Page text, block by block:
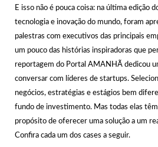
E isso não é pouca coisa: na última edição
tecnologia e inovação do mundo, foram
palestras com executivos das principais
um pouco das histórias inspiradoras que
reportagem do Portal AMANHÃ dedicou
conversar com líderes de startups.
negócios, estratégias e estágios bem
fundo de investimento. Mas todas elas
propósito de oferecer uma solução a um
Confira cada um dos cases a seguir.